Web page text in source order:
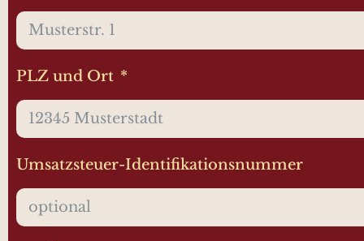
PLZ und Ort
Umsatzsteuer-Identifikationsnummer